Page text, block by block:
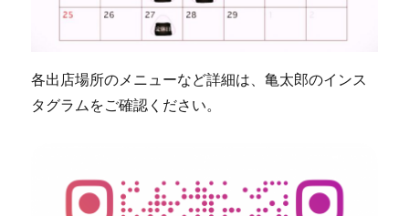
各出店場所のメニューなど詳細は、亀太郎のインス
タグラムをご確認ください。